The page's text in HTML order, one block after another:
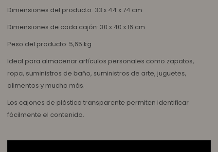
Dimensiones del producto: 33 x 44 x 74 cm
Dimensiones de cada cajón: 30 x 40 x 16 cm
Peso del producto: 5,65 kg
Ideal para almacenar artículos personales como zapatos,
ropa, suministros de baño, suministros de arte, juguetes,
alimentos y mucho más.
Los cajones de plástico transparente permiten identificar
fácilmente el contenido.